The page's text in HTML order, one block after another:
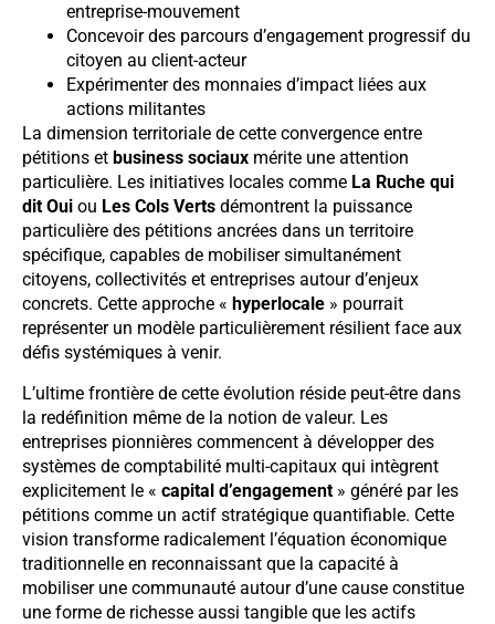
entreprise-mouvement
Concevoir des parcours d’engagement progressif du
citoyen au client-acteur
Expérimenter des monnaies d’impact liées aux
actions militantes
La dimension territoriale de cette convergence entre
pétitions et business sociaux mérite une attention
particulière. Les initiatives locales comme La Ruche qui
dit Oui ou Les Cols Verts démontrent la puissance
particulière des pétitions ancrées dans un territoire
spécifique, capables de mobiliser simultanément
citoyens, collectivités et entreprises autour d’enjeux
concrets. Cette approche « hyperlocale » pourrait
représenter un modèle particulièrement résilient face aux
défis systémiques à venir.
L’ultime frontière de cette évolution réside peut-être dans
la redéfinition même de la notion de valeur. Les
entreprises pionnières commencent à développer des
systèmes de comptabilité multi-capitaux qui intègrent
explicitement le « capital d’engagement » généré par les
pétitions comme un actif stratégique quantifiable. Cette
vision transforme radicalement l’équation économique
traditionnelle en reconnaissant que la capacité à
mobiliser une communauté autour d’une cause constitue
une forme de richesse aussi tangible que les actifs